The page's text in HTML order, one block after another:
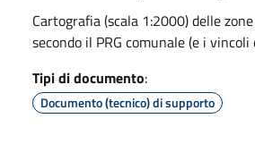
Cartografia (scala 1:2000) delle
secondo il PRG comunale (e i
Tipi di documento:
Documento (tecnico) di supporto